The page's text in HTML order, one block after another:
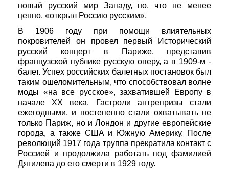
новый русский мир Западу, но, что не менее
ценно, «открыл Россию русским».
В 1906 году при помощи влиятельных
покровителей он провел первый Исторический
русский концерт в Париже, представив
французской публике русскую оперу, а в 1909-м -
балет. Успех российских балетных постановок был
таким ошеломительным, что способствовал волне
моды «на все русское», захватившей Европу в
начале XX века. Гастроли антрепризы стали
ежегодными, и постепенно стали охватывать не
только Париж, но и Лондон и другие европейские
города, а также США и Южную Америку. После
революций 1917 года труппа прекратила контакт с
Россией и продолжила работать под фамилией
Дягилева до его смерти в 1929 году.